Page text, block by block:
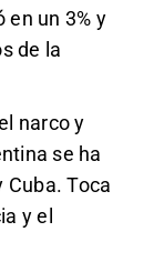
en un 3% y
de la
narco y
se ha
Cuba. Toca
y el